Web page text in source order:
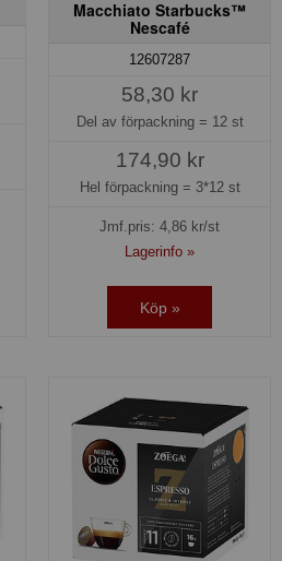
Macchiato Starbucks™
Nescafé
12607287
58,30 kr
Del av förpackning = 12 st
174,90 kr
Hel förpackning = 3*12 st
Jmf.pris: 4,86 kr/st
Lagerinfo »
Köp »